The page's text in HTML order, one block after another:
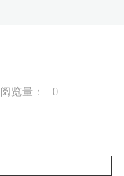
阅览量： 0